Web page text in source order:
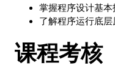
掌握程序设计基本
了解程序运行底层
课程考核